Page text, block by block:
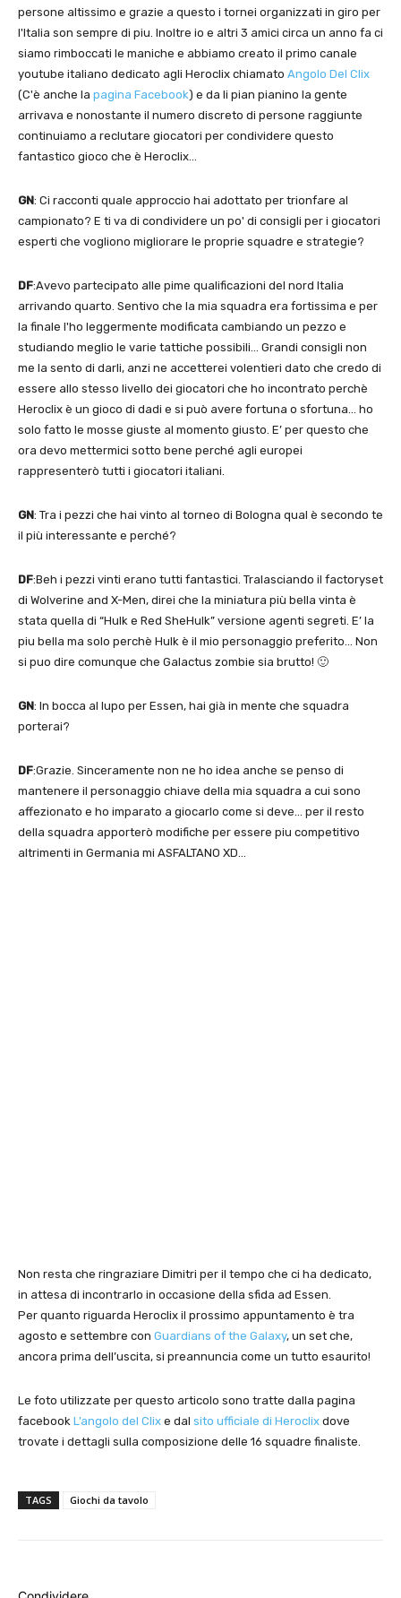
persone altissimo e grazie a questo i tornei organizzati in giro per
l'Italia son sempre di piu. Inoltre io e altri 3 amici circa un anno fa ci
siamo rimboccati le maniche e abbiamo creato il primo canale
youtube italiano dedicato agli Heroclix chiamato Angolo Del Clix
(C'è anche la pagina Facebook) e da li pian pianino la gente
arrivava e nonostante il numero discreto di persone raggiunte
continuiamo a reclutare giocatori per condividere questo
fantastico gioco che è Heroclix…
GN: Ci racconti quale approccio hai adottato per trionfare al
campionato? E ti va di condividere un po' di consigli per i giocatori
esperti che vogliono migliorare le proprie squadre e strategie?
DF:Avevo partecipato alle pime qualificazioni del nord Italia
arrivando quarto. Sentivo che la mia squadra era fortissima e per
la finale l'ho leggermente modificata cambiando un pezzo e
studiando meglio le varie tattiche possibili… Grandi consigli non
me la sento di darli, anzi ne accetterei volentieri dato che credo di
essere allo stesso livello dei giocatori che ho incontrato perchè
Heroclix è un gioco di dadi e si può avere fortuna o sfortuna… ho
solo fatto le mosse giuste al momento giusto. E’ per questo che
ora devo mettermici sotto bene perché agli europei
rappresenterò tutti i giocatori italiani.
GN: Tra i pezzi che hai vinto al torneo di Bologna qual è secondo te
il più interessante e perché?
DF:Beh i pezzi vinti erano tutti fantastici. Tralasciando il factoryset
di Wolverine and X-Men, direi che la miniatura più bella vinta è
stata quella di “Hulk e Red SheHulk” versione agenti segreti. E’ la
piu bella ma solo perchè Hulk è il mio personaggio preferito… Non
si puo dire comunque che Galactus zombie sia brutto! 🙂
GN: In bocca al lupo per Essen, hai già in mente che squadra
porterai?
DF:Grazie. Sinceramente non ne ho idea anche se penso di
mantenere il personaggio chiave della mia squadra a cui sono
affezionato e ho imparato a giocarlo come si deve… per il resto
della squadra apporterò modifiche per essere piu competitivo
altrimenti in Germania mi ASFALTANO XD…
Non resta che ringraziare Dimitri per il tempo che ci ha dedicato,
in attesa di incontrarlo in occasione della sfida ad Essen.
Per quanto riguarda Heroclix il prossimo appuntamento è tra
agosto e settembre con Guardians of the Galaxy, un set che,
ancora prima dell’uscita, si preannuncia come un tutto esaurito!
Le foto utilizzate per questo articolo sono tratte dalla pagina
facebook L’angolo del Clix e dal sito ufficiale di Heroclix dove
trovate i dettagli sulla composizione delle 16 squadre finaliste.
TAGS Giochi da tavolo